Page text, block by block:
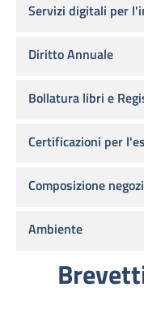
Servizi digitali per
Diritto Annuale
Bollatura libri e
Certificazioni per
Composizione
Ambiente